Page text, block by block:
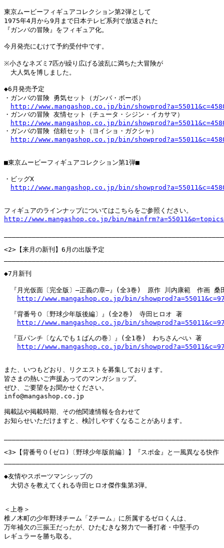
東京ムービーフィギュアコレクション第2弾として
1975年4月から9月まで日本テレビ系列で放送された
『ガンバの冒険』をフィギュア化。
今月発売にむけて予約受付中です。
※小さなネズミ7匹が繰り広げる波乱に満ちた大冒険が
大人気を博しました。
◆6月発売予定
・ガンバの冒険 勇気セット（ガンバ・ボーボ）
http://www.mangashop.co.jp/bin/
・ガンバの冒険 友情セット（チュータ・シジン・イカサマ）
http://www.mangashop.co.jp/bin/
・ガンバの冒険 信頼セット（ヨイショ・ガクシャ）
http://www.mangashop.co.jp/bin/
■東京ムービーフィギュアコレクション第1弾■
・ビッグX
http://www.mangashop.co.jp/bin/
http://www.mangashop.co.jp/bin/
<2>【来月の新刊】6月の出版予定
◆7月新刊
『月光仮面〔完全版〕―正義の章―』(全3巻)　原作 川内康範　作画 桑
http://www.mangashop.co.jp/bin/
『背番号０〔野球少年版後編〕』(全2巻)　寺田ヒロオ 著
http://www.mangashop.co.jp/bin/
『豆パンチ〔なんでも１ばんの巻〕』(全1巻)　わちさんぺい 著
http://www.mangashop.co.jp/bin/
また、いつもどおり、リクエストを募集しております。
皆さまの熱いご声援あってのマンガショップ。
ぜひ、ご要望をお聞かせください。
info@mangashop.co.jp
掲載誌や掲載時期、その他関連情報を合わせて
お知らせいただけますと、検討しやすくなることがあります。
<3>【背番号０(ゼロ)〔野球少年版前編〕】『スポ金』と一風異なる快作
◆友情やスポーツマンシップの
大切さを教えてくれる寺田ヒロオ傑作集第3弾。
＜上巻＞
椎ノ木町の少年野球チーム「Zチーム」に所属するゼロくんは、
万年補欠の三振王だったが、ひたむきな努力で一番打者・中堅手の
レギュラーを勝ち取る。